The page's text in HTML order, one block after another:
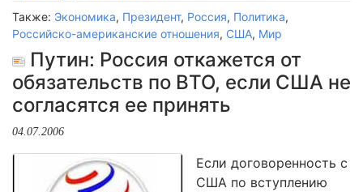
Также: Экономика, Президент, Россия, Политика,
Российско-американские отношения, США, Мир
Путин: Россия откажется от
обязательств по ВТО, если США не
согласятся ее принять
04.07.2006
Если договоренность с
США по вступлению